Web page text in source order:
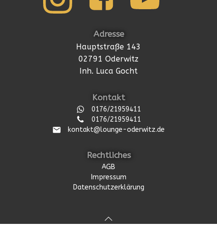
Adresse
Hauptstraße 143
02791 Oderwitz
Inh. Luca Gocht
Kontakt
0176/21959411
0176/21959411
kontakt@lounge-oderwitz.de
Rechtliches
AGB
Impressum
Datenschutzerklärung